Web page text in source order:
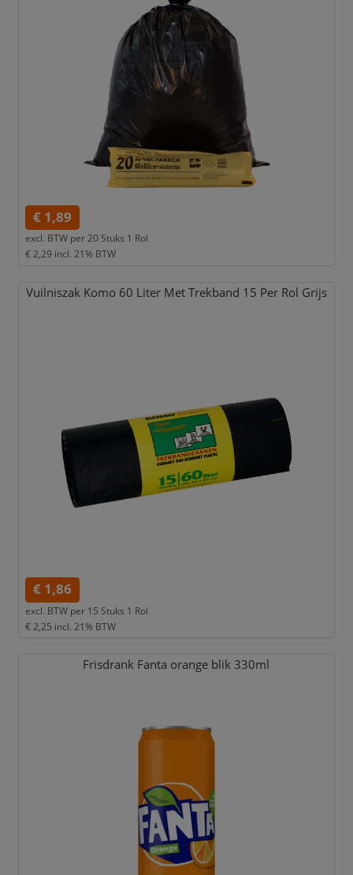
€ 1,89
excl. BTW per20 Stuks 1 Rol
€ 2,29 incl. 21% BTW
Vuilniszak Komo 60 Liter Met Trekband 15 Per Rol Grijs
€ 1,86
excl. BTW per 15 Stuks 1 Rol
€ 2,25 incl. 21% BTW
Frisdrank Fanta orange blik 330ml